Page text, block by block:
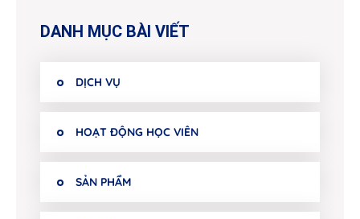
DANH MỤC BÀI VIẾT
DỊCH VỤ
HOẠT ĐỘNG HỌC VIÊN
SẢN PHẨM